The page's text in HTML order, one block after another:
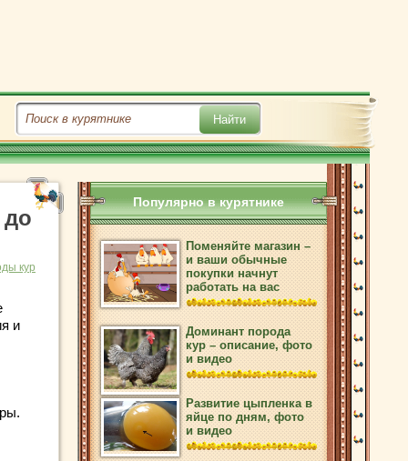
кур
и
Популярно в курятнике
Поменяйте магазин –
и ваши обычные
покупки начнут
работать на вас
Доминант порода
кур – описание, фото
и видео
Развитие цыпленка в
яйце по дням, фото
и видео